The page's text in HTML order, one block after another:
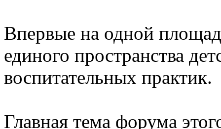
Впервые на одной
единого пространства
воспитательных практик.
Главная тема форума